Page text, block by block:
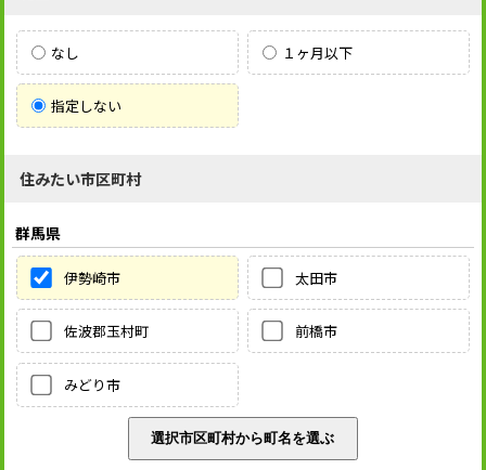
なし １ヶ月以下
指定しない
住みたい市区町村
群馬県
伊勢崎市 太田市
佐波郡玉村町 前橋市
みどり市